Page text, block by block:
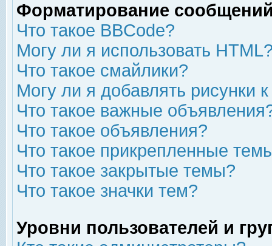
Форматирование
Что такое BBCode?
Могу ли я использовать
Что такое смайлики?
Могу ли я добавлять рисунки
Что такое важные
Что такое объявления?
Что такое прикрепленные
Что такое закрытые темы?
Что такое значки тем?
Уровни пользователей и